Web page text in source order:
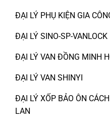
ĐẠI LÝ PHỤ KIỆN GIA
ĐẠI LÝ SINO-SP-VANLOCK
ĐẠI LÝ VAN ĐỒNG MINH
ĐẠI LÝ VAN SHINYI
ĐẠI LÝ XỐP BẢO ÔN
LAN